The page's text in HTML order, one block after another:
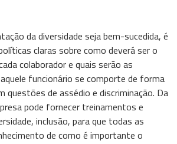
da diversidade seja bem-sucedida, é
claras sobre como deverá ser o
colaborador e quais serão as
funcionário se comporte de forma
questões de assédio e discriminação. Da
pode fornecer treinamentos e
inclusão, para que todas as
de como é importante o